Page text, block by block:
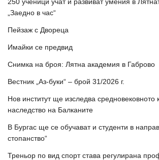
„Заедно в час“
Пейзаж с Двореца
Имайки се предвид
Снимка на броя: Лятна академия в Габрово
Вестник „Аз-буки“ – брой 31/2026 г.
Нов институт ще изследва средновековното
наследство на Балканите
В Бургас ще се обучават и студенти в
стопанство“
Треньор по вид спорт става регулирана